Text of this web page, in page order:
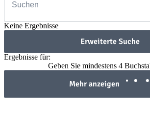
Keine Ergebnisse
Erweiterte Suche
Ergebnisse für:
Geben Sie mindestens 4
Mehr anzeigen